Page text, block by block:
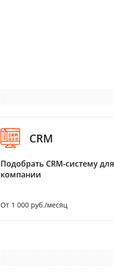
CRM
Подобрать CRM-систему для
компании
От 1 000 руб./месяц